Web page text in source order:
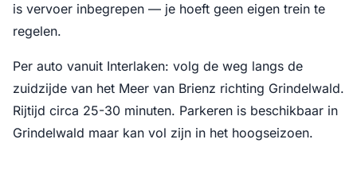
is vervoer inbegrepen — je hoeft geen eigen trein te
regelen.
Per auto vanuit Interlaken: volg de weg langs de
zuidzijde van het Meer van Brienz richting Grindelwald.
Rijtijd circa 25-30 minuten. Parkeren is beschikbaar in
Grindelwald maar kan vol zijn in het hoogseizoen.